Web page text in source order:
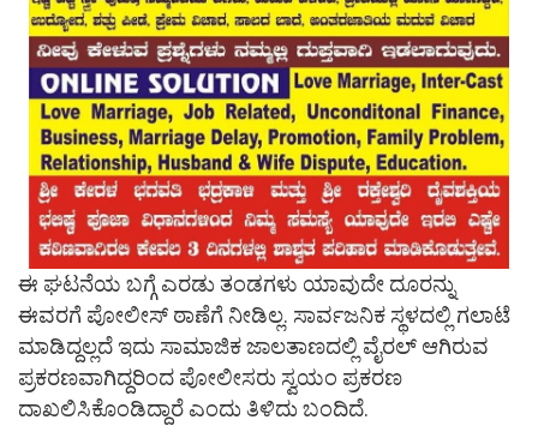
ಈ ಘಟನೆಯ ಬಗ್ಗೆ ಎರಡು ತಂಡಗಳು ಯಾವುದೇ ದೂರನ್ನು
ಈವರಗೆ ಪೋಲೀಸ್ ಠಾಣೆಗೆ ನೀಡಿಲ್ಲ. ಸಾರ್ವಜನಿಕ ಸ್ಥಳದಲ್ಲಿ ಗಲಾಟೆ
ಮಾಡಿದ್ದಲ್ಲದೆ ಇದು ಸಾಮಾಜಿಕ ಜಾಲತಾಣದಲ್ಲಿ ವೈರಲ್ ಆಗಿರುವ
ಪ್ರಕರಣವಾಗಿದ್ದರಿಂದ ಪೋಲೀಸರು ಸ್ವಯಂ ಪ್ರಕರಣ
ದಾಖಲಿಸಿಕೊಂಡಿದ್ದಾರೆ ಎಂದು ತಿಳಿದು ಬಂದಿದೆ.